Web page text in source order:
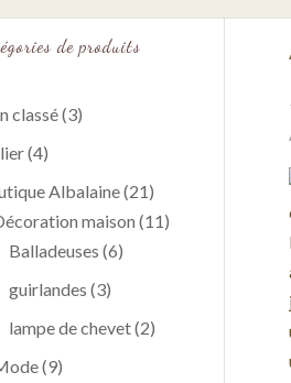
de produits
classé 33
44
produits
Albalaine 2121
produits
maison 1111
Balladeuses 66
guirlandes 33
produits
lampe de chevet 22
99